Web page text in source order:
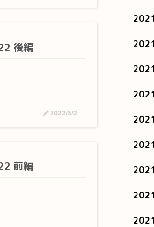
後編
2022/5/2
前編